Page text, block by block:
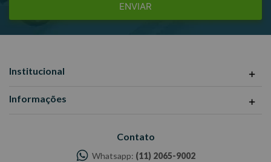
ENVIAR
Institucional
Informações
Contato
Whatsapp: (11) 2065-9002